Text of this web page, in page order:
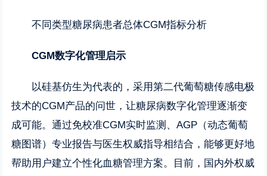
不同类型糖尿病患者总体CGM指标分析
CGM数字化管理启示
以硅基仿生为代表的，采用第二代葡萄糖传感电极
技术的CGM产品的问世，让糖尿病数字化管理逐渐变
成可能。通过免校准CGM实时监测、AGP（动态葡萄
糖图谱）专业报告与医生权威指导相结合，能够更好地
帮助用户建立个性化血糖管理方案。目前，国内外权威